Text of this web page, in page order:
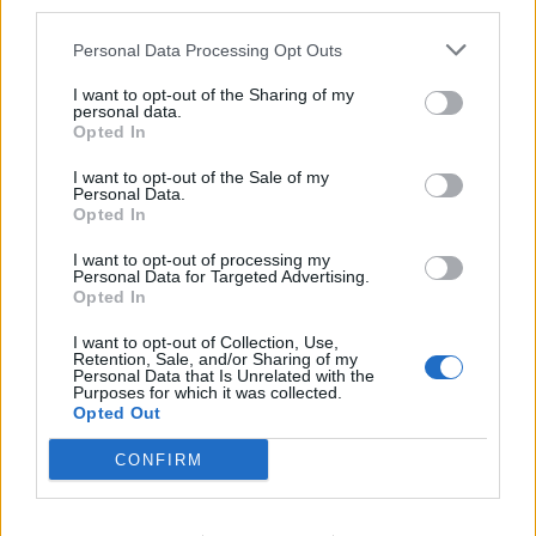
Personal Data Processing Opt Outs
I want to opt-out of the Sharing of my
personal data.
Opted In
I want to opt-out of the Sale of my
Personal Data.
Opted In
I want to opt-out of processing my
Personal Data for Targeted Advertising.
Opted In
I want to opt-out of Collection, Use,
Retention, Sale, and/or Sharing of my
Personal Data that Is Unrelated with the
Purposes for which it was collected.
Opted Out
CONFIRM
Pedro Mafama e Fernando
Daniel atuam em Penela
Anadia: Movimento Sénior
Desporto
ARTIGOS RELACIONADOSMAIS DO AUTOR